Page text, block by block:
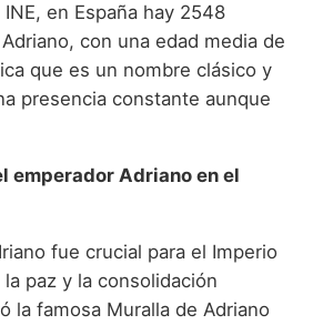
en España hay 2548
con una edad media de
que es un nombre clásico y
presencia constante aunque
emperador Adriano en el
fue crucial para el Imperio
paz y la consolidación
la famosa Muralla de Adriano